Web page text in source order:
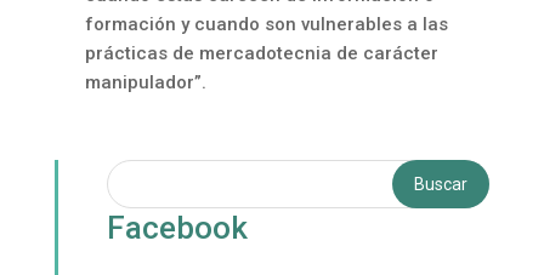
formación y cuando son vulnerables a las
prácticas de mercadotecnia de carácter
manipulador”.
Facebook